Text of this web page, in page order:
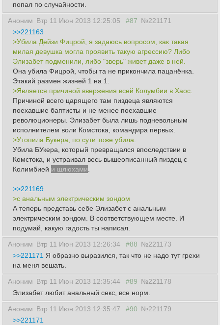
попал по случайности.
Аноним Втр 11 Июн 2013 12:25:05 #87 №221171
>>221163
>Убила Дейзи Фицрой, я задаюсь вопросом, как такая
милая девушка могла проявить такую агрессию? Либо
Элизабет подменили, либо "зверь" живет даже в ней.
Она убила Фицрой, чтобы та не прикончила пацанёнка.
Этакий размен жизней 1 на 1.
>Является причиной ввержения всей Колумбии в Хаос.
Причиной всего царящего там пиздеца являются
поехавшие баптисты и не менее поехавшие
революционеры. Элизабет была лишь подневольным
исполнителем воли Комстока, командира первых.
>Утопила Букера, по сути тоже убила.
Убила БУкера, который превращался впоследствии в
Комстока, и устраивал весь вышеописанный пиздец с
Колимбией и шлюхами
>>221169
>с анальным электрическим зондом
А теперь представь себе Элизабет с анальным
электрическим зондом. В соответствующем месте. И
подумай, какую гадость ты написал.
Аноним Втр 11 Июн 2013 12:26:34 #88 №221173
>>221171 Я образно выразился, так что не надо тут грехи
на меня вешать.
Аноним Втр 11 Июн 2013 12:35:44 #89 №221178
Элизабет любит анальный секс, все норм.
Аноним Втр 11 Июн 2013 12:35:47 #90 №221179
>>221171